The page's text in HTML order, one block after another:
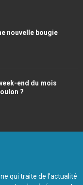
nouvelle bougie
end du mois
?
qui traite de l'actualité